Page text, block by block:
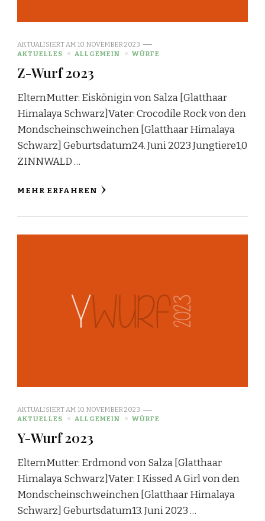
AKTUALISIERT AM 10. NOVEMBER 2023
AKTUELLES
ALLGEMEIN WÜRFE
Z-Wurf 2023
ElternMutter: Eiskönigin von Salza [Glatthaar
Himalaya Schwarz]Vater: Crocodile Rock von den
Mondscheinschweinchen [Glatthaar Himalaya
Schwarz] Geburtsdatum24. Juni 2023 Jungtiere1,0
ZINNWALD …
MEHR ERFAHREN
AKTUALISIERT AM 10. NOVEMBER 2023
AKTUELLES
ALLGEMEIN WÜRFE
Y-Wurf 2023
ElternMutter: Erdmond von Salza [Glatthaar
Himalaya Schwarz]Vater: I Kissed A Girl von den
Mondscheinschweinchen [Glatthaar Himalaya
Schwarz] Geburtsdatum13. Juni 2023 …